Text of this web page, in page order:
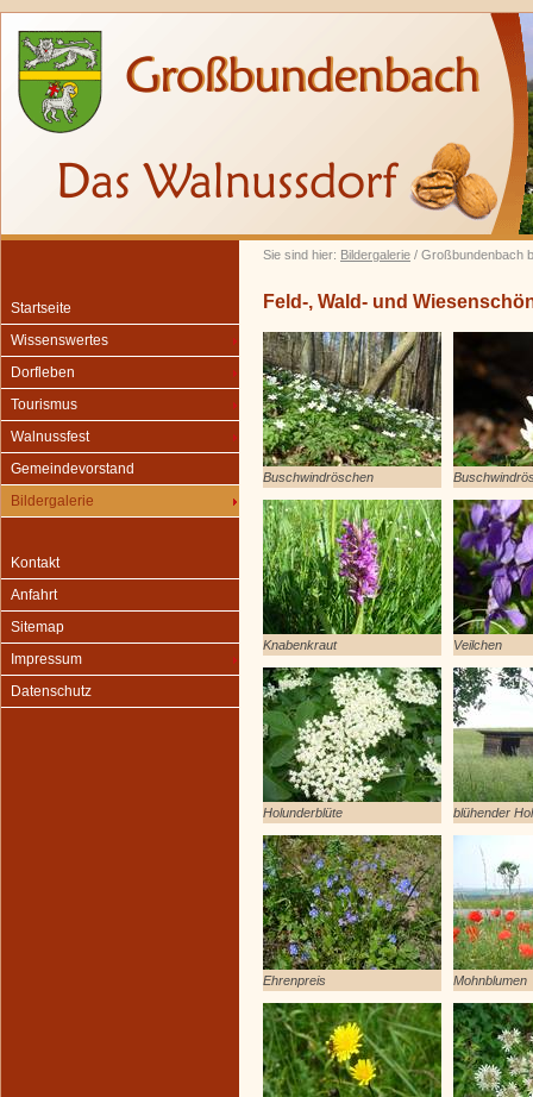
Sie sind hier: Bildergalerie / Großbundenbach
Startseite
Wissenswertes
Dorfleben
Tourismus
Walnussfest
Gemeindevorstand
Bildergalerie
Kontakt
Anfahrt
Sitemap
Impressum
Datenschutz
Feld-, Wald- und
Buschwindröschen
Knabenkraut Veilchen
Holunderblüte blühender
Ehrenpreis Mohnblumen